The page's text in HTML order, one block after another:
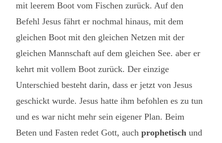
mit leerem Boot vom Fischen zurück. Auf den
Befehl Jesus fährt er nochmal hinaus, mit dem
gleichen Boot mit den gleichen Netzen mit der
gleichen Mannschaft auf dem gleichen See. aber er
kehrt mit vollem Boot zurück. Der einzige
Unterschied besteht darin, dass er jetzt von Jesus
geschickt wurde. Jesus hatte ihm befohlen es zu tun
und es war nicht mehr sein eigener Plan. Beim
Beten und Fasten redet Gott, auchprophetischund